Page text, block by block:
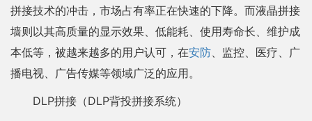
拼接技术的冲击，市场占有率正在快速的下降。而液晶拼接
墙则以其高质量的显示效果、低能耗、使用寿命长、维护成
本低等，被越来越多的用户认可，在安防、监控、医疗、广
播电视、广告传媒等领域广泛的应用。
DLP拼接（DLP背投拼接系统）